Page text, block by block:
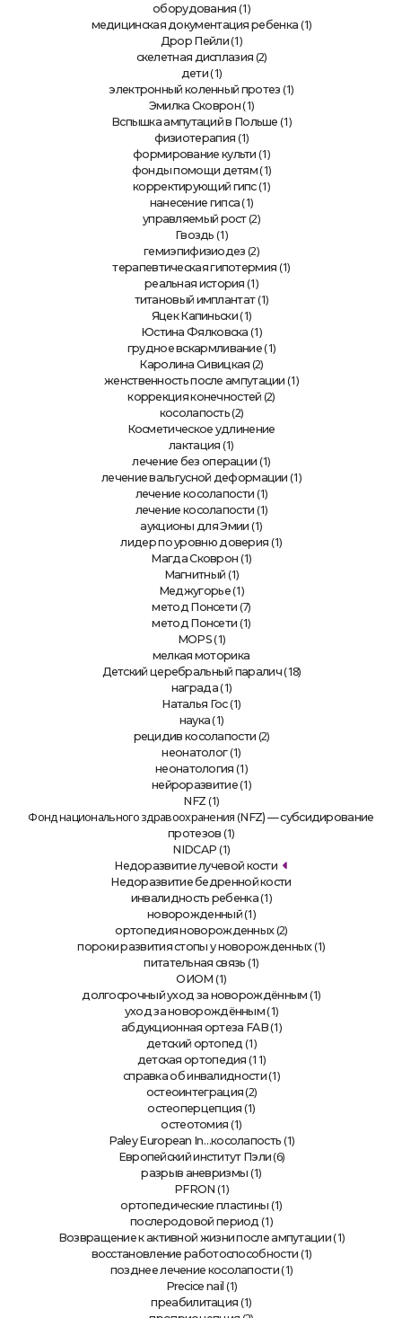
оборудования (1)
медицинская документация ребенка (1)
Дрор Пейли(1)
скелетная дисплазия (2)
дети (1)
электронный коленный протез (1)
Эмилка Сковрон (1)
Вспышка ампутаций в Польше (1)
физиотерапия (1)
формирование культи (1)
фонды помощи детям (1)
корректирующий гипс(1)
нанесение гипса (1)
управляемый рост(2)
Гвоздь (1)
гемиэпифизиодез (2)
терапевтическая гипотермия (1)
реальная история (1)
титановый имплантат(1)
Яцек Капиньски (1)
Юстина Фялковска (1)
грудное вскармливание (1)
Каролина Сивицкая (2)
женственность после ампутации (1)
коррекция конечностей (2)
косолапость (2)
Косметическое удлинение
лактация (1)
лечение без операции (1)
лечение вальгусной деформации (1)
лечение косолапости (1)
лечение косолапости (1)
аукционы для Эмии (1)
лидер по уровню доверия (1)
Магда Сковрон (1)
Магнитный (1)
Меджугорье(1)
метод Понсети (7)
метод Понсети (1)
MOPS (1)
мелкая моторика
Детский церебральный паралич(18)
награда(1)
Наталья Гос(1)
наука (1)
рецидив косолапости (2)
неонатолог(1)
неонатология (1)
нейроразвитие(1)
NFZ (1)
Фонд национального здравоохранения (NFZ) — субсидирование
протезов (1)
NIDCAP (1)
Недоразвитие лучевой кости
Недоразвитие бедренной кости
инвалидность ребенка(1)
новорожденный(1)
ортопедия новорожденных(2)
пороки развития стопы у новорожденных(1)
питательная связь (1)
ОИОМ (1)
долгосрочный уход за новорождённым (1)
уход за новорождённым (1)
абдукционная ортеза FAB(1)
детский ортопед (1)
детская ортопедия (11)
справка об инвалидности(1)
остеоинтеграция (2)
остеоперцепция (1)
остеотомия (1)
Paley European In…косолапость (1)
Европейский институт Пэли (6)
разрыв аневризмы (1)
PFRON (1)
ортопедические пластины (1)
послеродовой период (1)
Возвращение к активной жизни после ампутации (1)
восстановление работоспособности (1)
позднее лечение косолапости(1)
Precice nail (1)
преабилитация (1)